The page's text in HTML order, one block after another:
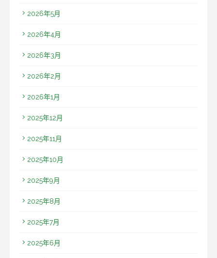
2026年5月
2026年4月
2026年3月
2026年2月
2026年1月
2025年12月
2025年11月
2025年10月
2025年9月
2025年8月
2025年7月
2025年6月